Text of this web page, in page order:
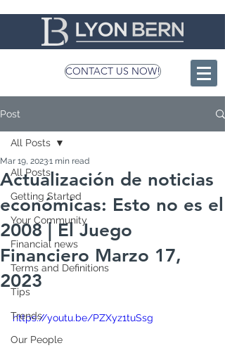
CONTACT US NOW!
Post
All Posts
Getting Started
Your Community
Financial news
Terms and Definitions
Tips
Trends
Our People
All Posts
Actualización de noticias
económicas: Esto no es el
2008 | El Juego
Financiero Marzo 17,
2023
Mar 19, 20231 min read
https://youtu.be/PZXyz1tuSsg